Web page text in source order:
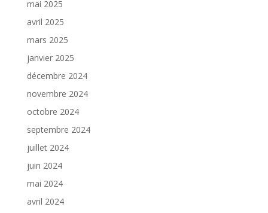
mai 2025
avril 2025
mars 2025
janvier 2025
décembre 2024
novembre 2024
octobre 2024
septembre 2024
juillet 2024
juin 2024
mai 2024
avril 2024